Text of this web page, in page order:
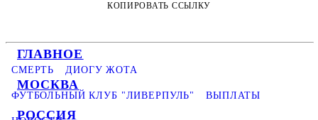
ГЛАВНОЕ
МОСКВА
РОССИЯ
КОПИРОВАТЬ ССЫЛКУ
СМЕРТЬ ДИОГУ ЖОТА
ФУТБОЛЬНЫЙ КЛУБ "ЛИВЕРПУЛЬ" ВЫПЛАТЫ